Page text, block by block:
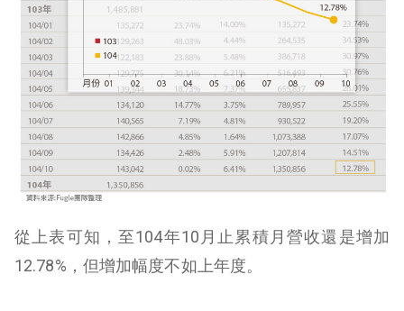
從上表可知，至104年10月止累積月營收還是增加
12.78%，但增加幅度不如上年度。